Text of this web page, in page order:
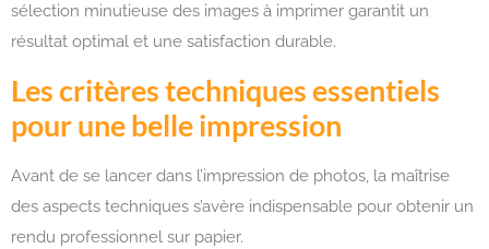
sélection minutieuse des images à imprimer garantit un
résultat optimal et une satisfaction durable.
Les critères techniques essentiels
pour une belle impression
Avant de se lancer dans l’impression de photos, la maîtrise
des aspects techniques s’avère indispensable pour obtenir un
rendu professionnel sur papier.